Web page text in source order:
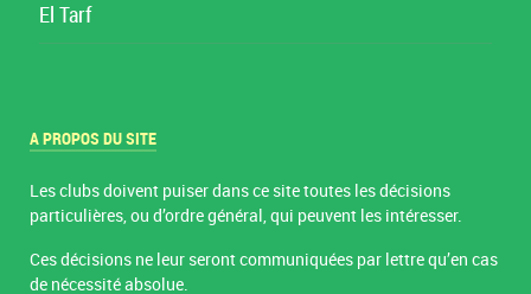
El Tarf
A PROPOS DU SITE
Les clubs doivent puiser dans ce site toutes les décisions
particulières, ou d’ordre général, qui peuvent les intéresser.
Ces décisions ne leur seront communiquées par lettre qu’en cas
de nécessité absolue.